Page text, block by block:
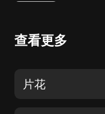
查看更多
片花